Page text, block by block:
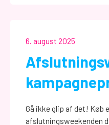
6. august 2025
Gå ikke glip af det! Køb
afslutningsweekenden